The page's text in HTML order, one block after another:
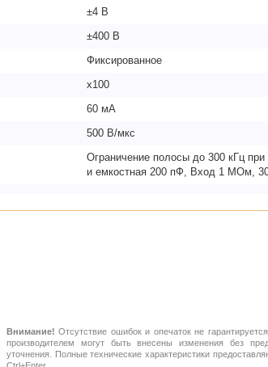
±4 В
±400 В
Фиксированное
х100
60 мА
500 В/мкс
Ограничение полосы до 300 кГц
и емкостная 200 пФ, Вход 1 МОм,
Внимание! Отсутствие ошибок и опечаток не
производителем могут быть внесены изменения без
уточнения. Полные технические характеристики